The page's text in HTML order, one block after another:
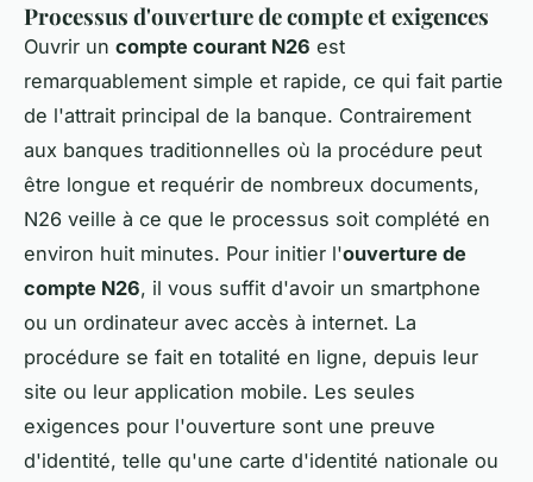
Processus d'ouverture de compte et exigences
Ouvrir un compte courant N26 est
remarquablement simple et rapide, ce qui fait partie
de l'attrait principal de la banque. Contrairement
aux banques traditionnelles où la procédure peut
être longue et requérir de nombreux documents,
N26 veille à ce que le processus soit complété en
environ huit minutes. Pour initier l'ouverture de
compte N26, il vous suffit d'avoir un smartphone
ou un ordinateur avec accès à internet. La
procédure se fait en totalité en ligne, depuis leur
site ou leur application mobile. Les seules
exigences pour l'ouverture sont une preuve
d'identité, telle qu'une carte d'identité nationale ou